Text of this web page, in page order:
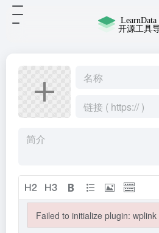
Failed to initialize plugin: wplink
Failed to initialize plugin: wplink